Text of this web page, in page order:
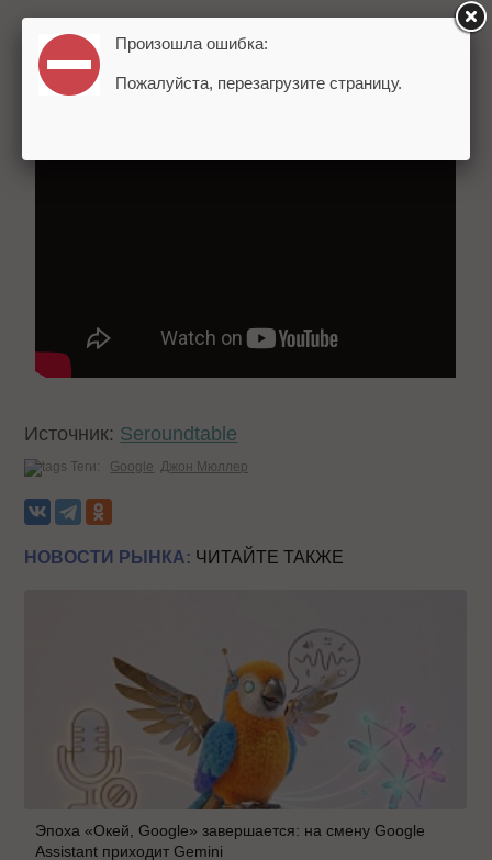
Источник: Seroundtable
Теги: Google Джон Мюллер
НОВОСТИ РЫНКА: ЧИТАЙТЕ ТАКЖЕ
Эпоха «Окей, Google» завершается: на смену Google
Assistant приходит Gemini
Произошла ошибка:
Пожалуйста, перезагрузите страницу.